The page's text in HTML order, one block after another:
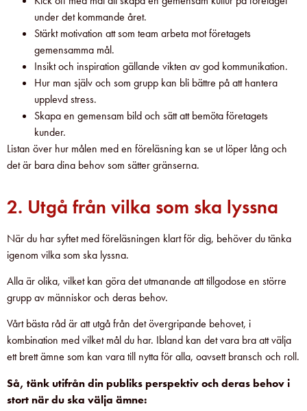
under det kommande året.
Stärkt motivation att som team arbeta mot företagets
gemensamma mål.
Insikt och inspiration gällande vikten av god kommunikation.
Hur man själv och som grupp kan bli bättre på att hantera
upplevd stress.
Skapa en gemensam bild och sätt att bemöta företagets
kunder.
Listan över hur målen med en föreläsning kan se ut löper lång och
det är bara dina behov som sätter gränserna.
2. Utgå från vilka som ska lyssna
När du har syftet med föreläsningen klart för dig, behöver du tänka
igenom vilka som ska lyssna.
Alla är olika, vilket kan göra det utmanande att tillgodose en större
grupp av människor och deras behov.
Vårt bästa råd är att utgå från det övergripande behovet, i
kombination med vilket mål du har. Ibland kan det vara bra att välja
ett brett ämne som kan vara till nytta för alla, oavsett bransch och roll.
Så, tänk utifrån din publiks perspektiv och deras behov i
stort när du ska välja ämne: